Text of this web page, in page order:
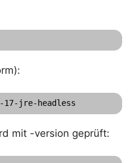
jre-headless
mit -version geprüft: